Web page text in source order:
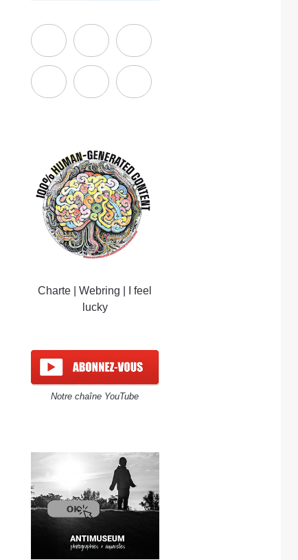
Charte |Webring
I feel
lucky
Notre chaîne YouTube